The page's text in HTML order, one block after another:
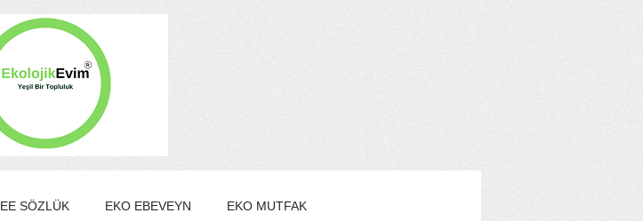
EE SÖZLÜK EKO EBEVEYN EKO MUTFAK